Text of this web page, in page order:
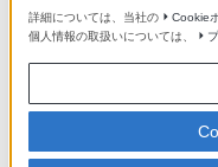
DSDネイティブ再
や高出力に対応
DSDネイティブ再生
再生（最大384kHz/
詳細については、当社の Cookie
個人情報の取扱いについては、